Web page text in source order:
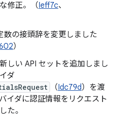
修正。（Ieff7c、
数の接頭辞を変更しました
）
しい API セットを追加しまし
ダ
（Idc79d）を渡
イダに認証情報をリクエスト
た。